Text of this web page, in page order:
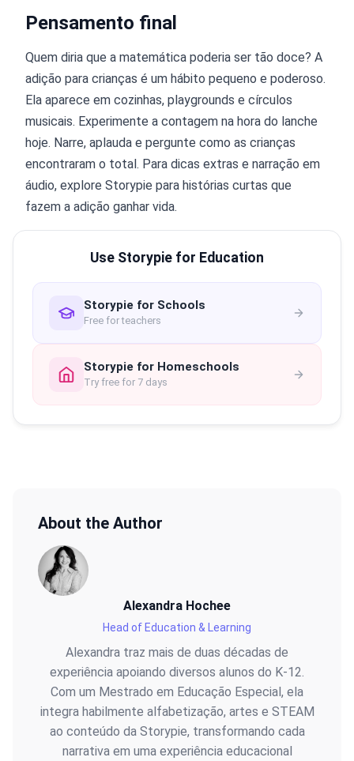
Pensamento final
Quem diria que a matemática poderia ser tão doce? A
adição para crianças é um hábito pequeno e poderoso.
Ela aparece em cozinhas, playgrounds e círculos
musicais. Experimente a contagem na hora do lanche
hoje. Narre, aplauda e pergunte como as crianças
encontraram o total. Para dicas extras e narração em
áudio, explore Storypie para histórias curtas que
fazem a adição ganhar vida.
Use Storypie for Education
Storypie for Schools
Free for teachers
Storypie for Homeschools
Try free for 7 days
About the Author
Alexandra Hochee
Head of Education & Learning
Alexandra traz mais de duas décadas de
experiência apoiando diversos alunos do K-12.
Com um Mestrado em Educação Especial, ela
integra habilmente alfabetização, artes e STEAM
ao conteúdo da Storypie, transformando cada
narrativa em uma experiência educacional